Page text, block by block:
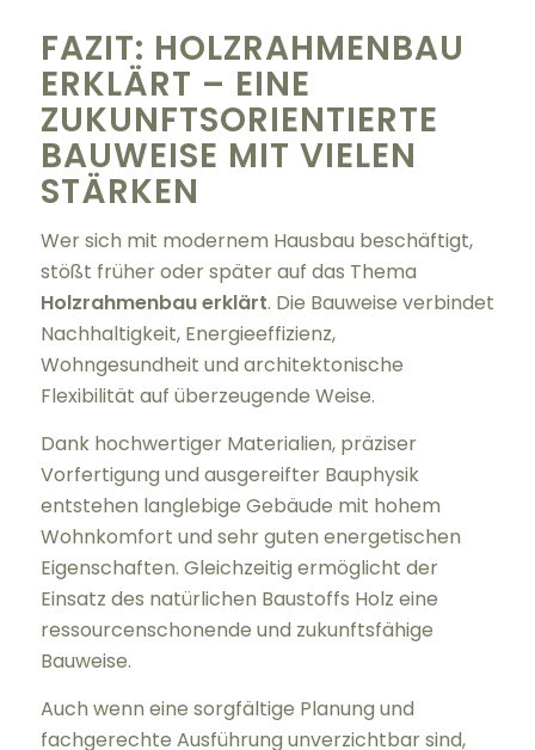
FAZIT: HOLZRAHMENBAU
ERKLÄRT – EINE
ZUKUNFTSORIENTIERTE
BAUWEISE MIT VIELEN
STÄRKEN
Wer sich mit modernem Hausbau beschäftigt,
stößt früher oder später auf das Thema
Holzrahmenbau erklärt. Die Bauweise verbindet
Nachhaltigkeit, Energieeffizienz,
Wohngesundheit und architektonische
Flexibilität auf überzeugende Weise.
Dank hochwertiger Materialien, präziser
Vorfertigung und ausgereifter Bauphysik
entstehen langlebige Gebäude mit hohem
Wohnkomfort und sehr guten energetischen
Eigenschaften. Gleichzeitig ermöglicht der
Einsatz des natürlichen Baustoffs Holz eine
ressourcenschonende und zukunftsfähige
Bauweise.
Auch wenn eine sorgfältige Planung und
fachgerechte Ausführung unverzichtbar sind,